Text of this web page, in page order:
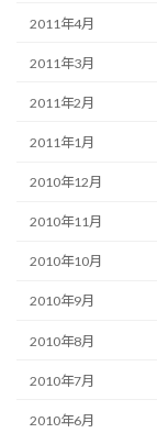
2011年4月
2011年3月
2011年2月
2011年1月
2010年12月
2010年11月
2010年10月
2010年9月
2010年8月
2010年7月
2010年6月